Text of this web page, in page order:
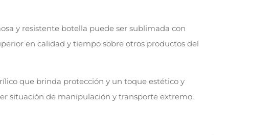
y resistente botella puede ser sublimada con
en calidad y tiempo sobre otros productos del
que brinda protección y un toque estético y
situación de manipulación y transporte extremo.